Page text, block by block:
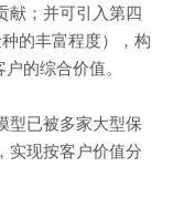
献；并可引入第四
的丰富程度），构
的综合价值。
型已被多家大型保
实现按客户价值分